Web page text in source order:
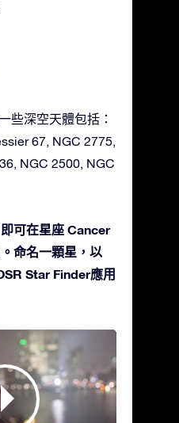
些深空天體包括：
67, NGC 2775,
NGC 2500, NGC
可在星座 Cancer
命名一顆星，以
Star Finder應用